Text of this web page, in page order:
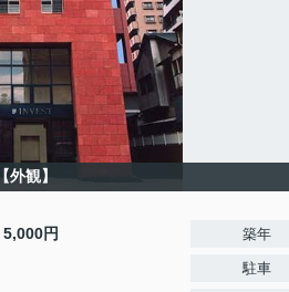
【外観】
5,000円 築年
駐車